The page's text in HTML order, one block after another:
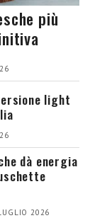
più
light
dà energia
2026